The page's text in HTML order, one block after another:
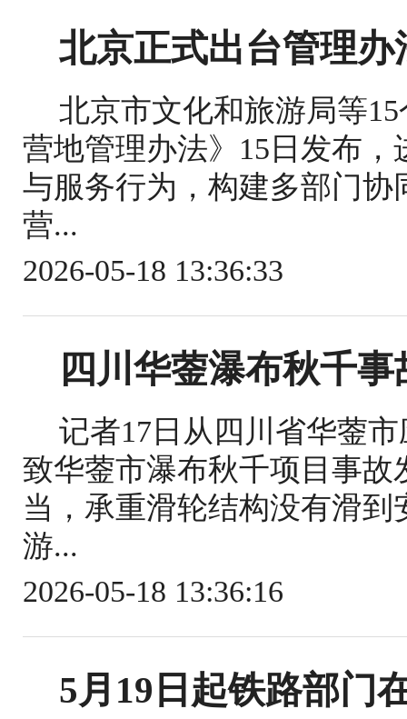
北京正式出台管理
北京市文化和旅游局等
营地管理办法》15日发布
与服务行为，构建多部门
营...
2026-05-18 13:36:33
四川华蓥瀑布秋千
记者17日从四川省华蓥
致华蓥市瀑布秋千项目事
当，承重滑轮结构没有滑
游...
2026-05-18 13:36:16
5月19日起铁路部门